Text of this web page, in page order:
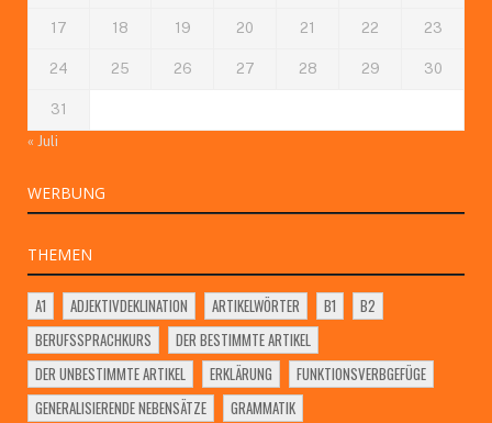
17 18 19 20 21 22 23
24 25 26 27 28 29 30
31
« Juli
WERBUNG
THEMEN
A1 ADJEKTIVDEKLINATION ARTIKELWÖRTER B1
B2
BERUFSSPRACHKURS
DER BESTIMMTE ARTIKEL
DER UNBESTIMMTE ARTIKEL
ERKLÄRUNG
FUNKTIONSVERBGEFÜGE
GENERALISIERENDE NEBENSÄTZE
GRAMMATIK